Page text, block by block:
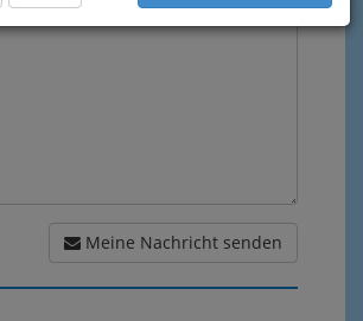
Meine Nachricht senden